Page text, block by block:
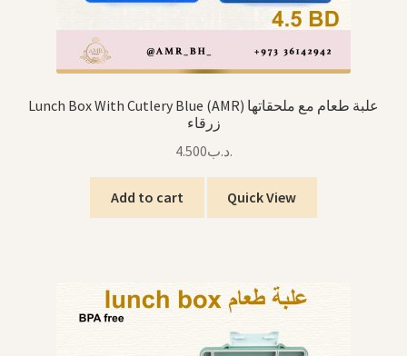
Lunch Box With Cutlery Blue (AMR) علبة طعام مع ملحقاتها
زرقاء
.د.ب4.500
Add to cart Quick View